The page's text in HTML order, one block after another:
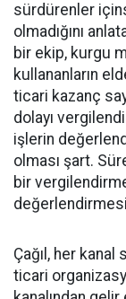
sürdürenler
olmadığını
bir ekip, kurgu
kullananların
ticari kazanç
dolayı
işlerin
olması şart.
bir
Çağıl, her kanal
ticari